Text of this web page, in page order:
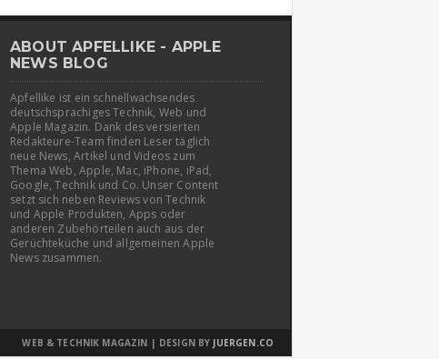
ABOUT APFELLIKE - APPLE
NEWS BLOG
Apfellike ist ein schnellwachsendes
deutschsprachiges Technik, Web und
Apple Magazin. Dank des versierten
Redakteure-Team finden Leser täglich
neue News, Artikel und Videos zum
Thema Web, Apple, Mac, iPhone, iPad,
Google, Technik und Co. Unser Content
setzt sich neben Reviews von Technik
und Apple Produkten, Apps oder
anderen Zubehörteilen auch aus der
Gerüchteküche und allgemeinen Apple
News zusammen.
WEB & TECHNIK MAGAZIN | DESIGN BY JUERGEN.CO